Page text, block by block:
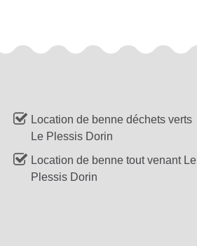
Location de benne déchets verts
Le Plessis Dorin
Location de benne tout venant Le
Plessis Dorin